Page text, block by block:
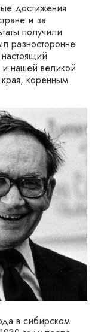
достижения
и за
получили
разносторонне
и нашей великой
коренным
в сибирском